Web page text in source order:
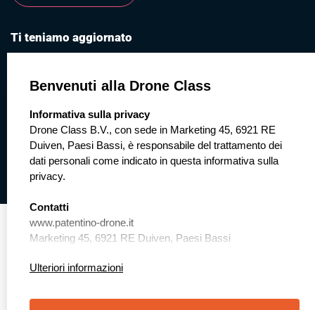
Ti teniamo aggiornato
tutto il tempo che vuoi, la nostra newsletter mensile.
Iscriviti
Benvenuti alla Drone Class
select language
Informativa sulla privacy
Drone Class B.V., con sede in Marketing 45, 6921 RE
Duiven, Paesi Bassi, è responsabile del trattamento dei
dati personali come indicato in questa informativa sulla
privacy.
Contatti
www.patentino-drone.it
Marketing 45, 6921 RE Duiven, Paesi Bassi
Questo sito web utilizza i cookie. Questi cookie ci
Ulteriori informazioni